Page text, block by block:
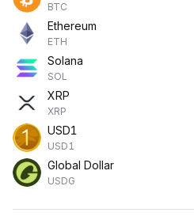
BTC
Ethereum
ETH
Solana
SOL
XRP
XRP
USD1
USD1
Global Dollar
USDG